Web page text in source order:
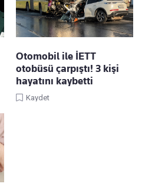
Otomobil ile İETT
otobüsü çarpıştı! 3 kişi
hayatını kaybetti
Kaydet